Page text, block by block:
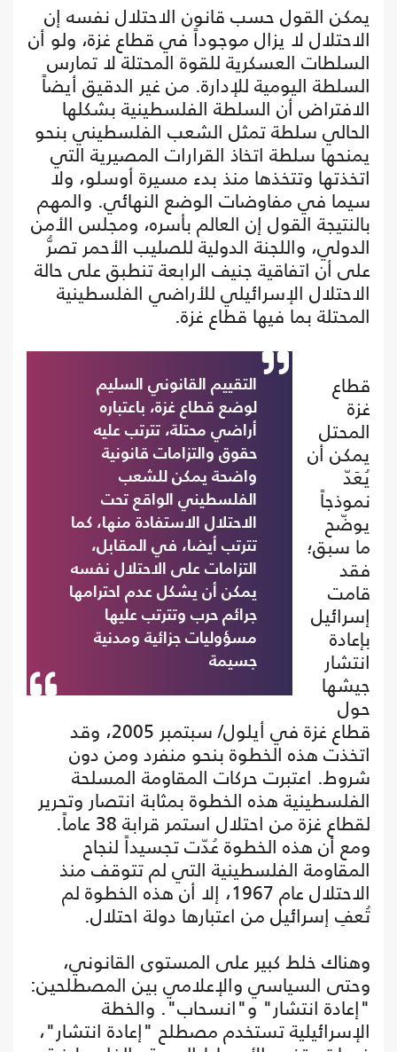
يمكن القول حسب قانون الاحتلال نفسه إن
الاحتلال لا يزال موجوداً في قطاع غزة، ولو أن
السلطات العسكرية للقوة المحتلة لا تمارس
السلطة اليومية للإدارة. من غير الدقيق أيضاً
الافتراض أن السلطة الفلسطينية بشكلها
الحالي سلطة تمثل الشعب الفلسطيني بنحو
يمنحها سلطة اتخاذ القرارات المصيرية التي
اتخذتها وتتخذها منذ بدء مسيرة أوسلو، ولا
سيما في مفاوضات الوضع النهائي. والمهم
بالنتيجة القول إن العالم بأسره، ومجلس الأمن
الدولي، واللجنة الدولية للصليب الأحمر تصرُّ
على أن اتفاقية جنيف الرابعة تنطبق على حالة
الاحتلال الإسرائيلي للأراضي الفلسطينية
المحتلة بما فيها قطاع غزة.
التقييم القانوني السليم
لوضع قطاع غزة، باعتباره
أراضي محتلة، تترتب عليه
حقوق والتزامات قانونية
واضحة يمكن للشعب
الفلسطيني الواقع تحت
الاحتلال الاستفادة منها، كما
تترتب أيضا، في المقابل،
التزامات على الاحتلال نفسه
يمكن أن يشكل عدم احترامها
جرائم حرب وتترتب عليها
مسؤوليات جزائية ومدنية
جسيمة
قطاع
غزة
المحتل
يمكن أن
يُعَدّ
نموذجاً
يوضّح
ما سبق؛
فقد
قامت
إسرائيل
بإعادة
انتشار
جيشها
حول
قطاع غزة في أيلول/ سبتمبر 2005، وقد
اتخذت هذه الخطوة بنحو منفرد ومن دون
شروط. اعتبرت حركات المقاومة المسلحة
الفلسطينية هذه الخطوة بمثابة انتصار وتحرير
لقطاع غزة من احتلال استمر قرابة 38 عاماً.
ومع أن هذه الخطوة عُدّت تجسيداً لنجاح
المقاومة الفلسطينية التي لم تتوقف منذ
الاحتلال عام 1967، إلا أن هذه الخطوة لم
تُعفِ إسرائيل من اعتبارها دولة احتلال.
وهناك خلط كبير على المستوى القانوني،
وحتى السياسي والإعلامي بين المصطلحين:
"إعادة انتشار" و"انسحاب". والخطة
الإسرائيلية تستخدم مصطلح "إعادة انتشار"،